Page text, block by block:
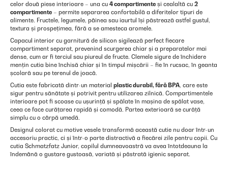
celor două piese interioare – una cu 4 compartimente și cealaltă cu 2
compartimente – permite separarea confortabilă a diferitelor tipuri de
alimente. Fructele, legumele, pâinea sau iaurtul își păstrează astfel gustul,
textura și prospețimea, fără a se amesteca aromele.
Capacul interior cu garnitură de silicon sigilează perfect fiecare
compartiment separat, prevenind scurgerea chiar și a preparatelor mai
dense, cum ar fi terciul sau piureul de fructe. Clemele sigure de închidere
mențin cutia bine închisă chiar și în timpul mișcării – fie în rucsac, în geanta
școlară sau pe terenul de joacă.
Cutia este fabricată dintr-un material plastic durabil, fără BPA, care este
sigur pentru sănătate și potrivit pentru utilizarea zilnică. Compartimentele
interioare pot fi scoase cu ușurință și spălate în mașina de spălat vase,
ceea ce face curățarea rapidă și comodă. Partea exterioară se curăță
simplu cu o cârpă umedă.
Designul colorat cu motive vesele transformă această cutie nu doar într-un
accesoriu practic, ci și într-o parte distractivă a fiecărei zile pentru copii. Cu
cutia Schmatzfatz Junior, copilul dumneavoastră va avea întotdeauna la
îndemână o gustare gustoasă, variată și păstrată igienic separat.